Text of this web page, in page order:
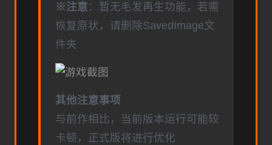
※注意 ：暂无毛发再生功能，若需
恢复原状，请删除SavedImage文
件夹
其他注意事项
与前作相比，当前版本运行可能较
卡顿，正式版将进行优化